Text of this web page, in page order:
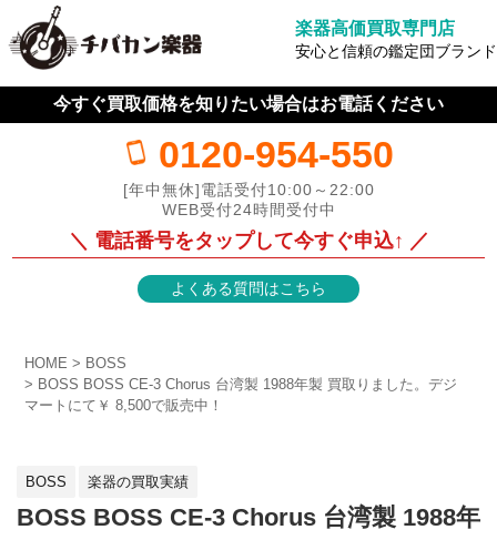
楽器高価買取専門店
安心と信頼の鑑定団ブランド
今すぐ買取価格を知りたい場合はお電話ください
0120-954-550
[年中無休]電話受付10:00～22:00
WEB受付24時間受付中
＼ 電話番号をタップして今すぐ申込↑ ／
よくある質問はこちら
HOME
BOSS
BOSS BOSS CE-3 Chorus 台湾製 1988年製 買取りました。デジ
マートにて￥ 8,500で販売中！
BOSS 楽器の買取実績
BOSS BOSS CE-3 Chorus 台湾製 1988年